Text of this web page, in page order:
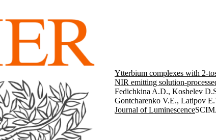
Ytterbium complexes with 2-
NIR emitting solution-
Fedichkina A.D., Koshelev
Gontcharenko V.E., Latipov
Journal of Luminescence